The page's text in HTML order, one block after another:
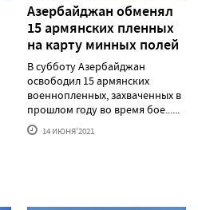
Азербайджан обменял
15 армянских пленных
на карту минных полей
В субботу Азербайджан
освободил 15 армянских
военнопленных, захваченных в
прошлом году во время бое......
14 ИЮНЯ'2021